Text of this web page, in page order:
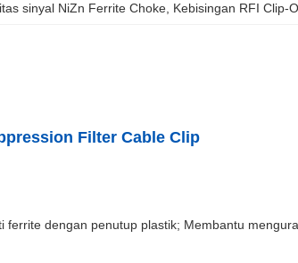
sinyal NiZn Ferrite Choke Kebisingan RFI Clip-
Filter Cable Clip
dengan penutup plastik; Membantu